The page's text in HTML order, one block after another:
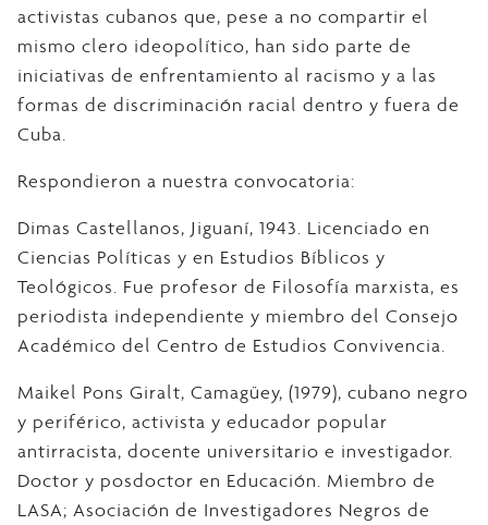
activistas cubanos que, pese a no compartir el
mismo clero ideopolítico, han sido parte de
iniciativas de enfrentamiento al racismo y a las
formas de discriminación racial dentro y fuera de
Cuba.
Respondieron a nuestra convocatoria:
Dimas Castellanos, Jiguaní, 1943. Licenciado en
Ciencias Políticas y en Estudios Bíblicos y
Teológicos. Fue profesor de Filosofía marxista, es
periodista independiente y miembro del Consejo
Académico del Centro de Estudios Convivencia.
Maikel Pons Giralt, Camagüey, (1979), cubano negro
y periférico, activista y educador popular
antirracista, docente universitario e investigador.
Doctor y posdoctor en Educación. Miembro de
LASA; Asociación de Investigadores Negros de